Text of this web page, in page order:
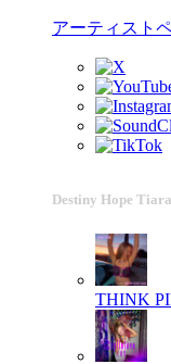
アーティスト
Destiny Hope
THINK